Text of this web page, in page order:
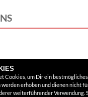
Cookies, um Dir ein
erhoben und dienen nicht
weiterführender Verwendung.